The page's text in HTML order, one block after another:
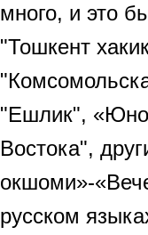
много, и это
"Тошкент
"Ешлик",
Востока",
окшоми»-
русском